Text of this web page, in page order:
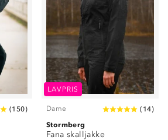
(150)
LAVPRIS
Dame ( 14)
Stormberg
Fana skalljakke